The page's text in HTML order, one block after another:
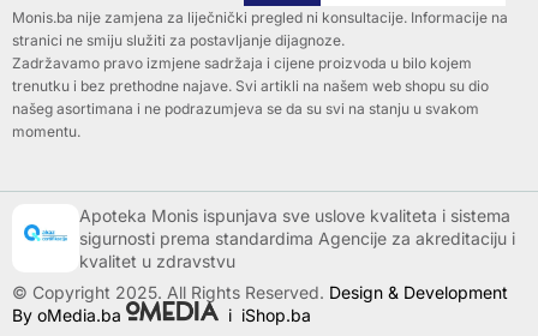
Monis.ba nije zamjena za liječnički pregled ni konsultacije. Informacije na
stranici ne smiju služiti za postavljanje dijagnoze.
Zadržavamo pravo izmjene sadržaja i cijene proizvoda u bilo kojem
trenutku i bez prethodne najave. Svi artikli na našem web shopu su dio
našeg asortimana i ne podrazumjeva se da su svi na stanju u svakom
momentu.
Apoteka Monis ispunjava sve uslove kvaliteta i sistema
sigurnosti prema standardima Agencije za akreditaciju i
kvalitet u zdravstvu
© Copyright 2025. All Rights Reserved. Design & Development
By oMedia.ba
i iShop.ba